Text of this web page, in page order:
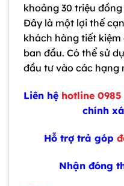
khoảng 30 triệu
Đây là một lợi thế
khách hàng tiết
ban đầu. Có thể sử
đầu tư vào các hạng
Liên hệ hotline 0985
chính
Hỗ trợ trả góp
Nhận đóng